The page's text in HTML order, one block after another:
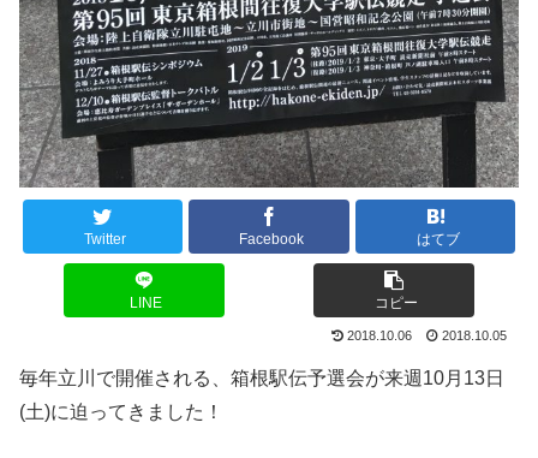
Twitter Facebook はてブ
LINE コピー
2018.10.06 2018.10.05
毎年立川で開催される、箱根駅伝予選会が来週10月13日
(土)に迫ってきました！